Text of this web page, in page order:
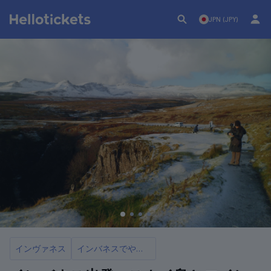
JPN (JPY)
インヴァネス インバネスでやるべき10のこと